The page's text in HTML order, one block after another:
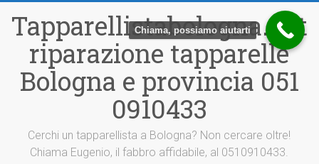
contenuto
Tapparellistabologna.net
riparazione tapparelle
Bologna e provincia 051
0910433
Cerchi un tapparellista a Bologna? Non cercare oltre!
Chiama Eugenio, il fabbro affidabile, al 0510910433.
Chiama, possiamo aiutarti